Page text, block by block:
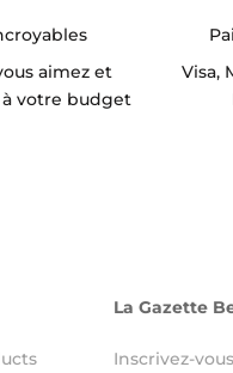
aimez et
votre budget
Visa,
La Gazette
Inscrivez-